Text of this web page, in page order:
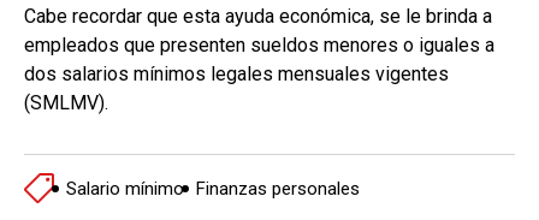
Cabe recordar que esta ayuda económica, se le brinda a
empleados que presenten sueldos menores o iguales a
dos salarios mínimos legales mensuales vigentes
(SMLMV).
Salario mínimo Finanzas personales